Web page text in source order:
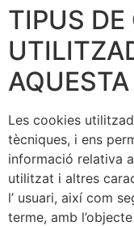
TIPUS DE
Les cookies
tècniques, i ens
informació relativa
utilitzat i altres
l’ usuari, així com
terme, amb